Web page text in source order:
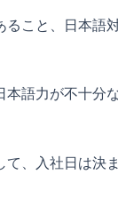
こと、日本語
語力が不十分
て、入社日は決